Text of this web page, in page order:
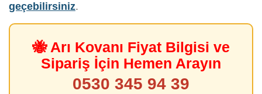
geçebilirsiniz.
🐝 Arı Kovanı Fiyat Bilgisi ve
Sipariş İçin Hemen Arayın
0530 345 94 39